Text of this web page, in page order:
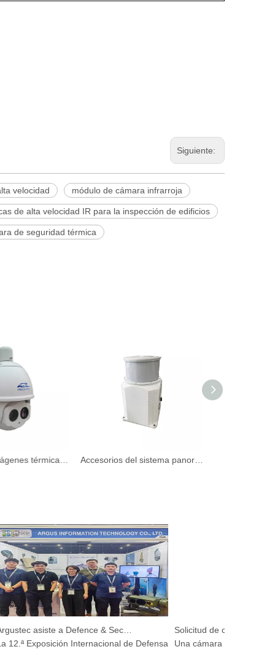
Siguiente:
velocidad módulo de cámara infrarroja
de alta velocidad IR para la inspección de edificios
de seguridad térmica
Cámara de imágenes térmicas de alta velocidad a largo plazo para el aeropuerto Accesorios del sistema panorámico de 360 ​​° Panorámico infrarrojo
Argustec asiste a Defence & Security 2025
Exposición Internacional de Defensa
Una cámara de visión